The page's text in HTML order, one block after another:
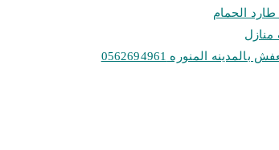
الحمام
بالمدينه المنوره 0562694961